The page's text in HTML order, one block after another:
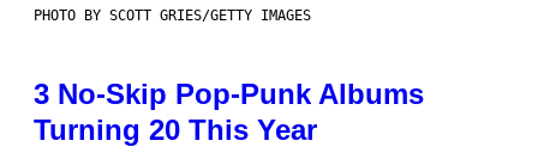
PHOTO BY SCOTT GRIES/GETTY IMAGES
3 No-Skip Pop-Punk Albums
Turning 20 This Year